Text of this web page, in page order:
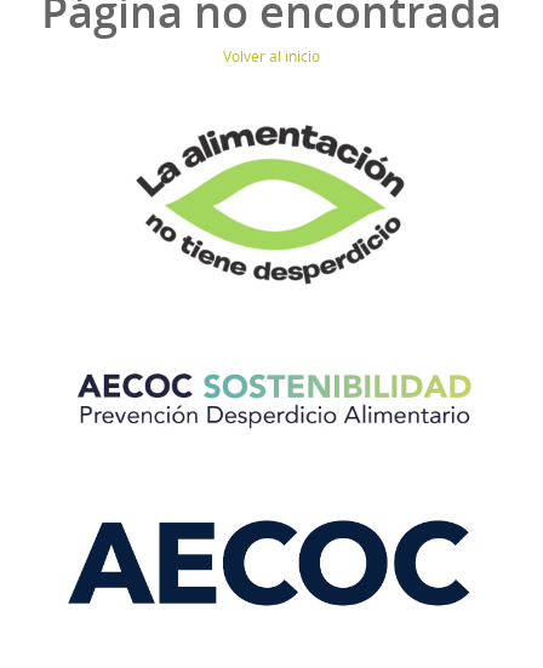
Volver al inicio